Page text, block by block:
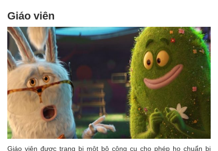
Giáo viên
Giáo viên được trang bị một bộ công cụ cho phép họ chuẩn bị